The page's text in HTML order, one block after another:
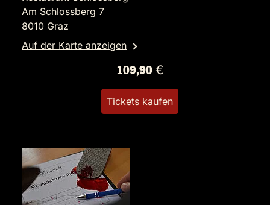
Am Schlossberg 7
8010 Graz
Auf der Karte anzeigen
109,90 €
Tickets kaufen